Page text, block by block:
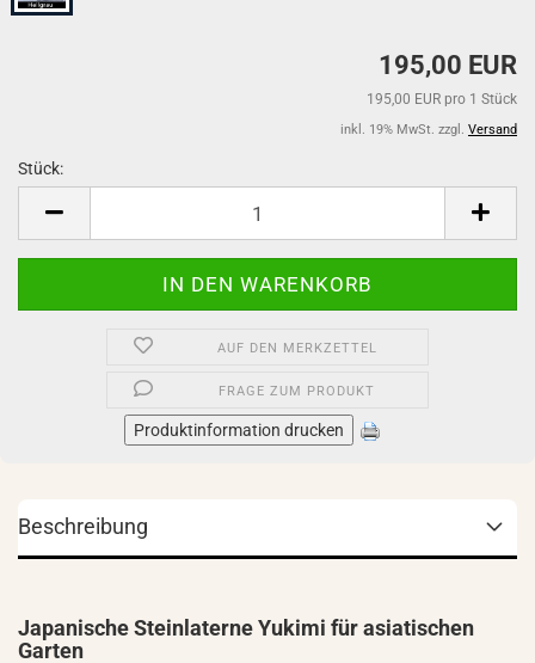
195,00 EUR
195,00 EUR pro 1 Stück
inkl. 19% MwSt. zzgl. Versand
Stück:
AUF DEN MERKZETTEL
FRAGE ZUM PRODUKT
Produktinformation drucken
Beschreibung
Japanische Steinlaterne Yukimi für asiatischen
Garten